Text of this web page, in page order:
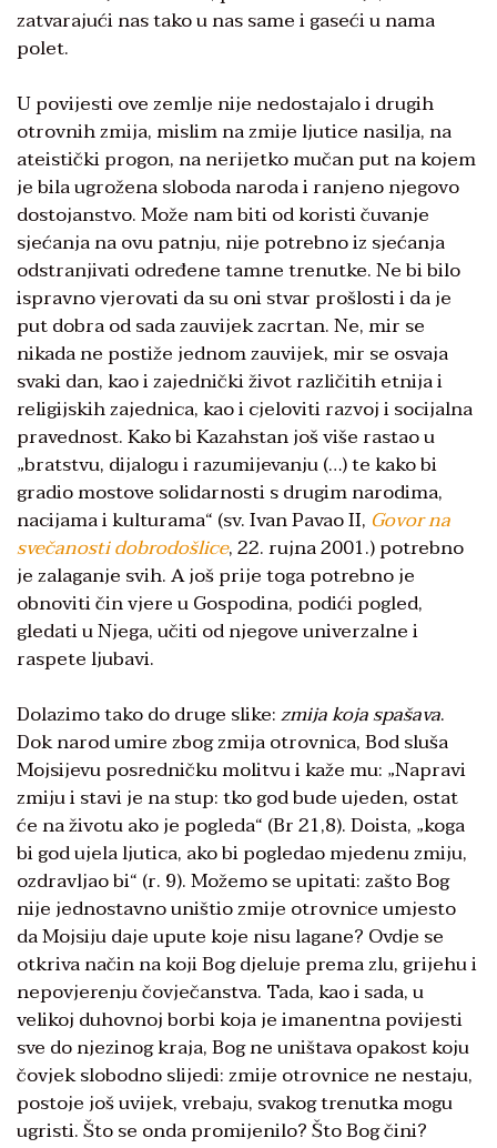
zatvarajući nas tako u nas same i gaseći u nama
polet.
U povijesti ove zemlje nije nedostajalo i drugih
otrovnih zmija, mislim na zmije ljutice nasilja, na
ateistički progon, na nerijetko mučan put na kojem
je bila ugrožena sloboda naroda i ranjeno njegovo
dostojanstvo. Može nam biti od koristi čuvanje
sjećanja na ovu patnju, nije potrebno iz sjećanja
odstranjivati određene tamne trenutke. Ne bi bilo
ispravno vjerovati da su oni stvar prošlosti i da je
put dobra od sada zauvijek zacrtan. Ne, mir se
nikada ne postiže jednom zauvijek, mir se osvaja
svaki dan, kao i zajednički život različitih etnija i
religijskih zajednica, kao i cjeloviti razvoj i socijalna
pravednost. Kako bi Kazahstan još više rastao u
„bratstvu, dijalogu i razumijevanju (…) te kako bi
gradio mostove solidarnosti s drugim narodima,
nacijama i kulturama“ (sv. Ivan Pavao II, Govor na
svečanosti dobrodošlice, 22. rujna 2001.) potrebno
je zalaganje svih. A još prije toga potrebno je
obnoviti čin vjere u Gospodina, podići pogled,
gledati u Njega, učiti od njegove univerzalne i
raspete ljubavi.
Dolazimo tako do druge slike:zmija koja spašava.
Dok narod umire zbog zmija otrovnica, Bod sluša
Mojsijevu posredničku molitvu i kaže mu: „Napravi
zmiju i stavi je na stup: tko god bude ujeden, ostat
će na životu ako je pogleda“ (Br 21,8). Doista, „koga
bi god ujela ljutica, ako bi pogledao mjedenu zmiju,
ozdravljao bi“ (r. 9). Možemo se upitati: zašto Bog
nije jednostavno uništio zmije otrovnice umjesto
da Mojsiju daje upute koje nisu lagane? Ovdje se
otkriva način na koji Bog djeluje prema zlu, grijehu i
nepovjerenju čovječanstva. Tada, kao i sada, u
velikoj duhovnoj borbi koja je imanentna povijesti
sve do njezinog kraja, Bog ne uništava opakost koju
čovjek slobodno slijedi: zmije otrovnice ne nestaju,
postoje još uvijek, vrebaju, svakog trenutka mogu
ugristi. Što se onda promijenilo? Što Bog čini?